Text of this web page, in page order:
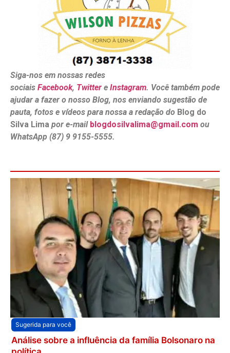
Siga-nos em nossas redes
sociais Facebook, Twitter e Instagram. Você também pode
ajudar a fazer o nosso Blog, nos enviando sugestão de
pauta, fotos e vídeos para nossa a redação do Blog do
Silva Lima por e-mail blogdosilvalima@gmail.com ou
WhatsApp (87) 9 9155-5555.
Sugerida para você
Análise sobre a influência da família Bolsonaro na